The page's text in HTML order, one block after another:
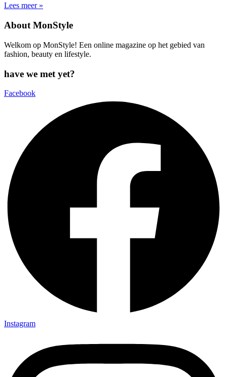
Lees meer »
About MonStyle
Welkom op MonStyle! Een online magazine op het gebied van
fashion, beauty en lifestyle.
have we met yet?
Facebook
Instagram